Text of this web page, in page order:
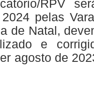
RPV
pelas
de Natal,
e
agosto de